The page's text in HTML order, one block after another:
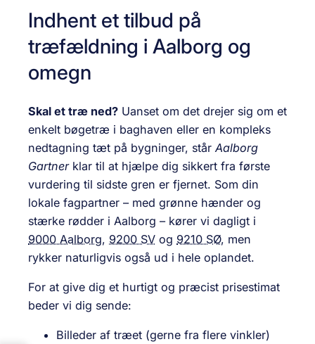
Indhent et tilbud på
træfældning i Aalborg og
omegn
Skal et træ ned? Uanset om det drejer sig om et
enkelt bøgetræ i baghaven eller en kompleks
nedtagning tæt på bygninger, står Aalborg
Gartnerklar til at hjælpe dig sikkert fra første
vurdering til sidste gren er fjernet. Som din
lokale fagpartner – med grønne hænder og
stærke rødder i Aalborg – kører vi dagligt i
9000 Aalborg, 9200 SV og 9210 SØ, men
rykker naturligvis også ud i hele oplandet.
For at give dig et hurtigt og præcist prisestimat
beder vi dig sende:
Billeder af træet (gerne fra flere vinkler)